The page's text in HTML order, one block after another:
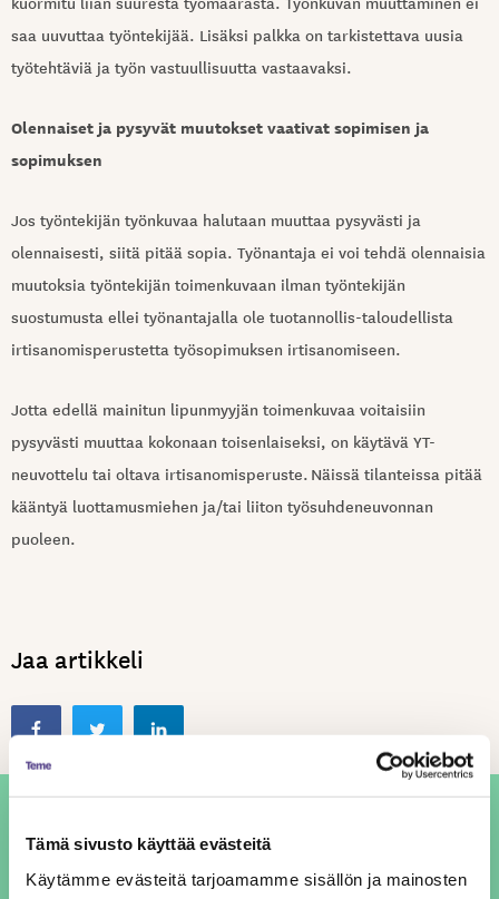
Tämä sivusto käyttää evästeitä
Käytämme evästeitä tarjoamamme sisällön ja mainosten
saa uuvuttaa työntekijää. Lisäksi palkka on tarkistettava uusia
työtehtäviä ja työn vastuullisuutta vastaavaksi.
Olennaiset ja pysyvät muutokset vaativat sopimisen ja
sopimuksen
Jos työntekijän työnkuvaa halutaan muuttaa pysyvästi ja
olennaisesti, siitä pitää sopia. Työnantaja ei voi tehdä olennaisia
muutoksia työntekijän toimenkuvaan ilman työntekijän
suostumusta ellei työnantajalla ole tuotannollis-taloudellista
irtisanomisperustetta työsopimuksen irtisanomiseen.
Jotta edellä mainitun lipunmyyjän toimenkuvaa voitaisiin
pysyvästi muuttaa kokonaan toisenlaiseksi, on käytävä YT-
neuvottelu tai oltava irtisanomisperuste. Näissä tilanteissa pitää
kääntyä luottamusmiehen ja/tai liiton työsuhdeneuvonnan
puoleen.
Jaa artikkeli